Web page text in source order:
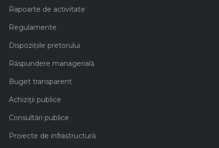
Rapoarte de activitate
Regulamente
Dispozițiile pretorului
Răspundere managerială
Buget transparent
Achiziţii publice
Consultări publice
Proiecte de infrastructură